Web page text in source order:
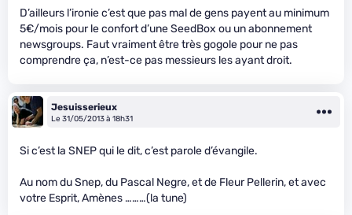
D’ailleurs l’ironie c’est que pas mal de gens payent au minimum
5€/mois pour le confort d’une SeedBox ou un abonnement
newsgroups. Faut vraiment être très gogole pour ne pas
comprendre ça, n’est-ce pas messieurs les ayant droit.
Jesuisserieux
Le 31/05/2013 à 18h31
Si c’est la SNEP qui le dit, c’est parole d’évangile.
Au nom du Snep, du Pascal Negre, et de Fleur Pellerin, et avec
votre Esprit, Amènes ………(la tune)